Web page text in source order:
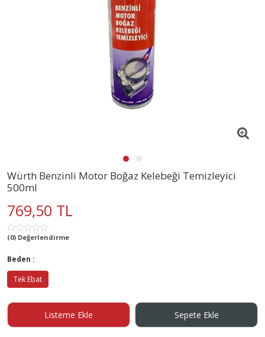
Würth Benzinli Motor Boğaz Kelebeği Temizleyici
500ml
769,50 TL
(0) Değerlendirme
Beden :
Tek Ebat
Listeme Ekle Sepete Ekle